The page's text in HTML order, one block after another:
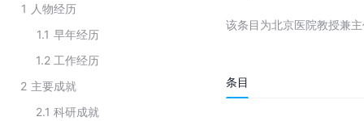
1 人物经历
1.1 早年经历
1.2 工作经历
2 主要成就
2.1 科研成就
该条目为北京医院教授兼
条目